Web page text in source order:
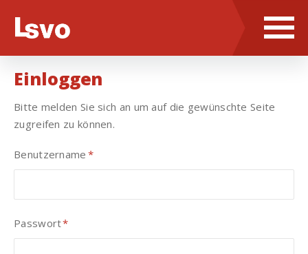
Einloggen
Bitte melden Sie sich an um auf die gewünschte Seite
zugreifen zu können.
Benutzername *
Pflichtfeld
Passwort*
Pflichtfeld